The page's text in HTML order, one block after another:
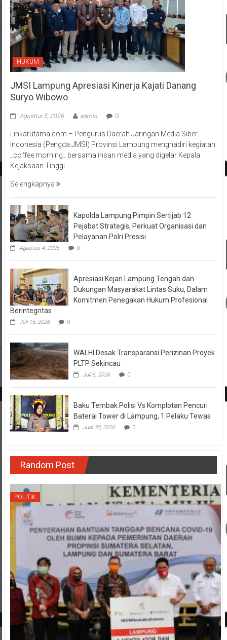
HUKUM
JMSI Lampung Apresiasi Kinerja Kajati Danang
Suryo Wibowo
Agustus 5, 2026 admin 0
Linkarutama.com – Pengurus Daerah Jaringan Media Siber
Indonesia (Pengda JMSI) Provinsi Lampung menghadiri kegiatan
_coffee morning_ bersama insan media yang digelar Kepala
Kejaksaan Tinggi
Selengkapnya
Kapolda Lampung Pimpin Sertijab 12
Pejabat Strategis, Perkuat Organisasi dan
Pelayanan Polri Presisi
Agustus 4, 2026 0
Apresiasi Kejari Lampung Tengah dan
Dukungan Masyarakat Lintas Suku, Dalam
Komitmen Penegakan Hukum Profesional
Berintegritas
Juli 15, 2026 0
WALHI Desak Transparansi Perizinan Proyek
PLTP Sekincau
Juli 6, 2026 0
Baku Tembak Polisi Vs Komplotan Pencuri
Baterai Tower di Lampung, 1 Pelaku Tewas
Juni 30, 2026 0
Random Post
POLITIK